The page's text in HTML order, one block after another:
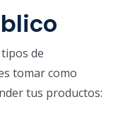
de
tomar como
tus productos: